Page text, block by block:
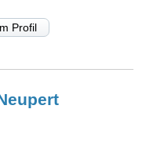
Profil